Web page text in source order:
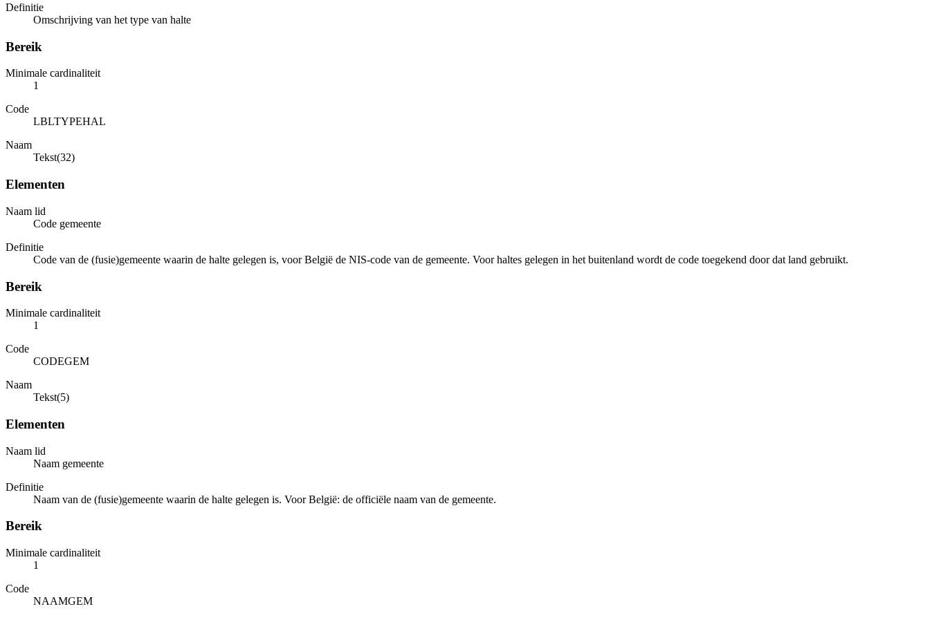
Definitie
Omschrijving van het type van halte
Bereik
Minimale cardinaliteit
1
Code
LBLTYPEHAL
Naam
Tekst(32)
Elementen
Naam lid
Code gemeente
Definitie
Code van de (fusie)gemeente waarin de halte gelegen is, voor België de NIS-code van de gemeente. Voor haltes gelegen in het buitenland wordt de code toegekend door dat land gebruikt.
Bereik
Minimale cardinaliteit
1
Code
CODEGEM
Naam
Tekst(5)
Elementen
Naam lid
Naam gemeente
Definitie
Naam van de (fusie)gemeente waarin de halte gelegen is. Voor België: de officiële naam van de gemeente.
Bereik
Minimale cardinaliteit
1
Code
NAAMGEM